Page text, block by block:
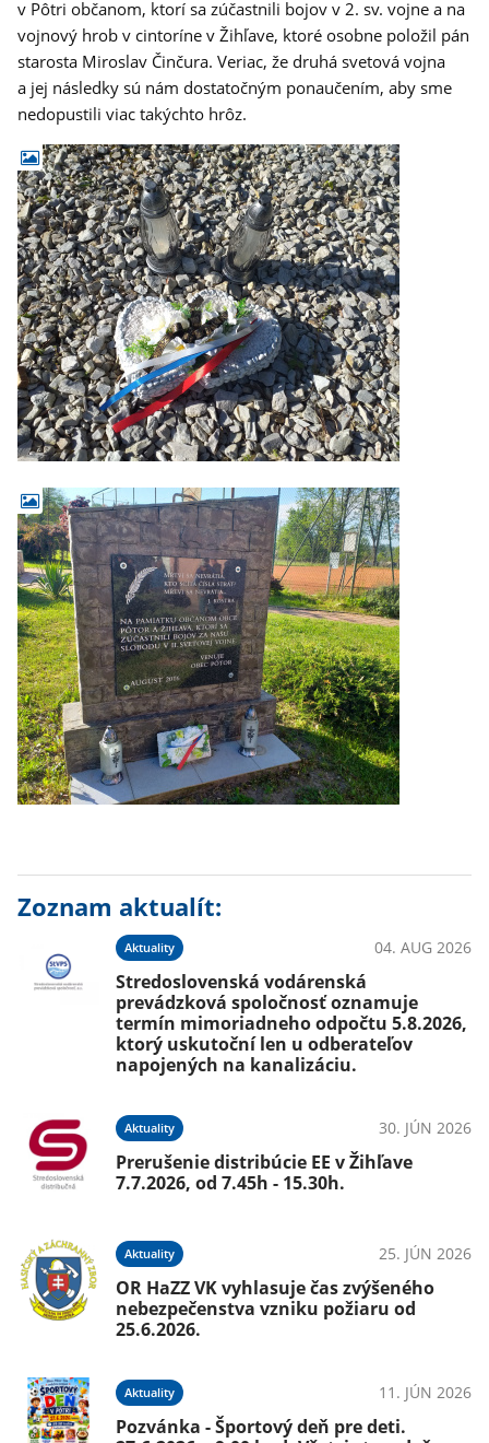
v Pôtri občanom, ktorí sa zúčastnili bojov v 2. sv. vojne a na
vojnový hrob v cintoríne v Žihľave, ktoré osobne položil pán
starosta Miroslav Činčura. Veriac, že druhá svetová vojna
a jej následky sú nám dostatočným ponaučením, aby sme
nedopustili viac takýchto hrôz.
Zoznam aktualít:
Aktuality 04. AUG 2026
Stredoslovenská vodárenská
prevádzková spoločnosť oznamuje
termín mimoriadneho odpočtu 5.8.2026,
ktorý uskutoční len u odberateľov
napojených na kanalizáciu.
Aktuality 30. JÚN 2026
Prerušenie distribúcie EE v Žihľave
7.7.2026, od 7.45h - 15.30h.
Aktuality 25. JÚN 2026
OR HaZZ VK vyhlasuje čas zvýšeného
nebezpečenstva vzniku požiaru od
25.6.2026.
Aktuality 11. JÚN 2026
Pozvánka - Športový deň pre deti.